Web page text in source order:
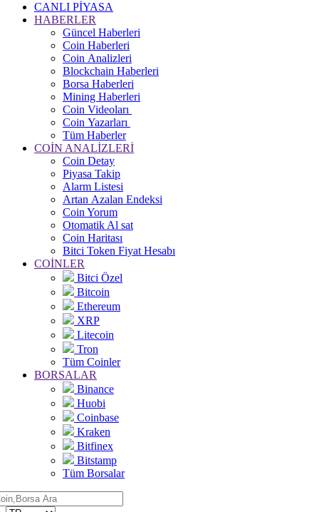
CANLI PİYASA
HABERLER
Güncel Haberleri
Coin Haberleri
Coin Analizleri
Blockchain Haberleri
Borsa Haberleri
Mining Haberleri
Coin Videoları
Coin Yazarları
Tüm Haberler
COİN ANALİZLERİ
Coin Detay
Piyasa Takip
Alarm Listesi
Artan Azalan Endeksi
Coin Yorum
Otomatik Al sat
Coin Haritası
Bitci Token Fiyat Hesabı
COİNLER
Bitci Özel
Bitcoin
Ethereum
XRP
Litecoin
Tron
Tüm Coinler
BORSALAR
Binance
Huobi
Coinbase
Kraken
Bitfinex
Bitstamp
Tüm Borsalar